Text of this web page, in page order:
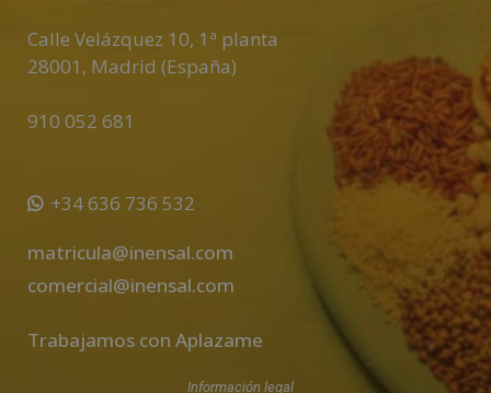
Calle Velázquez 10, 1ª planta
28001 , Madrid (España)
910 052 681
+34 636 736 532
matricula@inensal.com
comercial@inensal.com
Trabajamos con Aplazame
Información legal